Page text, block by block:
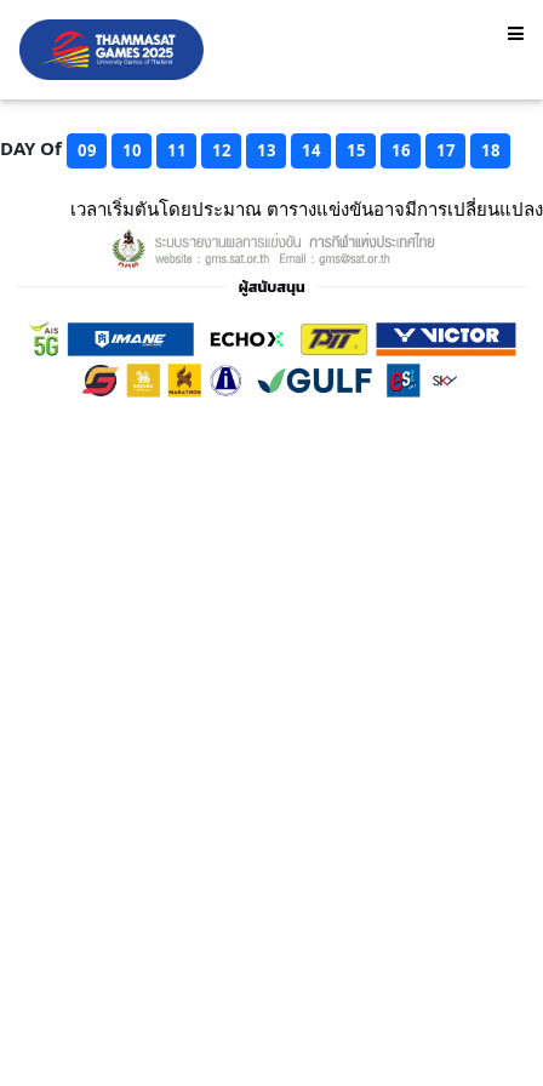
DAY Of 09 10 11 12 13 14 15 16 17 18
เวลาเริ่มตันโดยประมาณ ตารางแข่งขันอาจมีการเปลี่ยนแปลง